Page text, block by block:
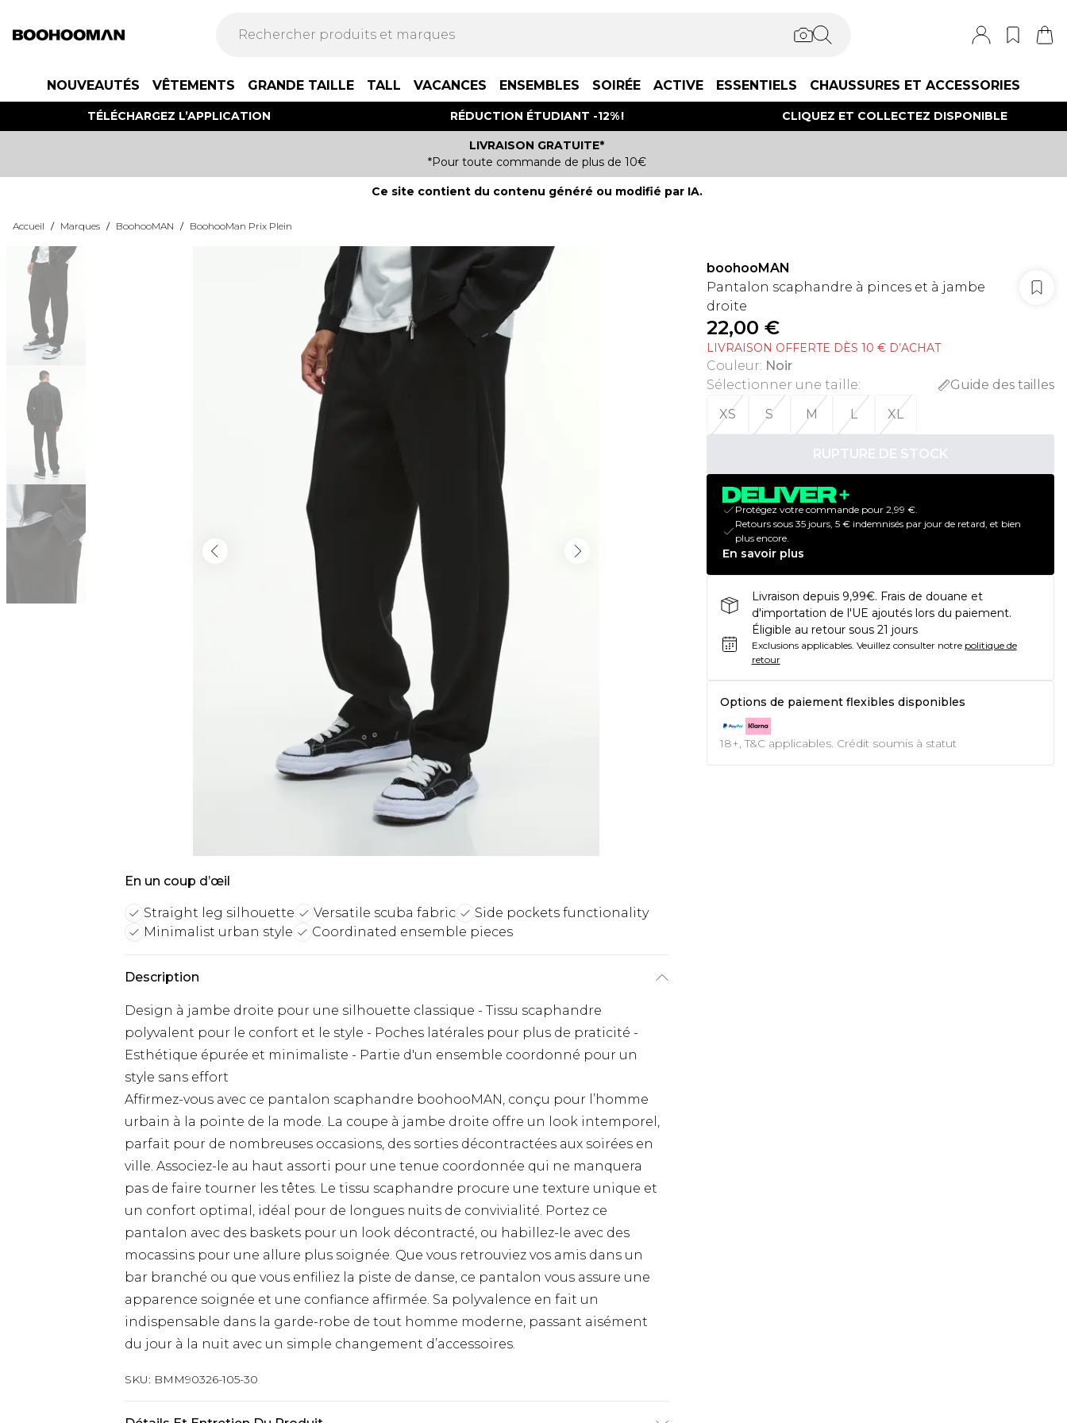
NOUVEAUTÉS VÊTEMENTS GRANDE TAILLE TALL VACANCES ENSEMBLES SOIRÉE ACTIVE ESSENTIELS CHAUSSURES ET ACCESSORIES
TÉLÉCHARGEZ L’APPLICATION RÉDUCTION ÉTUDIANT -12% ! CLIQUEZ ET COLLECTEZ DISPONIBLE
LIVRAISON GRATUITE*
*Pour toute commande de plus de 10€
Ce site contient du contenu généré ou modifié par IA.
Accueil / Marques / BoohooMAN / BoohooMan Prix Plein
En un coup d’œil
Straight leg silhouette Versatile scuba fabric
Side pockets functionality
Minimalist urban style
Coordinated ensemble pieces
Description
Design à jambe droite pour une silhouette classique - Tissu scaphandre
polyvalent pour le confort et le style - Poches latérales pour plus de praticité -
Esthétique épurée et minimaliste - Partie d'un ensemble coordonné pour un
style sans effort
Affirmez-vous avec ce pantalon scaphandre boohooMAN, conçu pour l’homme
urbain à la pointe de la mode. La coupe à jambe droite offre un look intemporel,
parfait pour de nombreuses occasions, des sorties décontractées aux soirées en
ville. Associez-le au haut assorti pour une tenue coordonnée qui ne manquera
pas de faire tourner les têtes. Le tissu scaphandre procure une texture unique et
un confort optimal, idéal pour de longues nuits de convivialité. Portez ce
pantalon avec des baskets pour un look décontracté, ou habillez-le avec des
mocassins pour une allure plus soignée. Que vous retrouviez vos amis dans un
bar branché ou que vous enfiliez la piste de danse, ce pantalon vous assure une
apparence soignée et une confiance affirmée. Sa polyvalence en fait un
indispensable dans la garde-robe de tout homme moderne, passant aisément
du jour à la nuit avec un simple changement d’accessoires.
SKU: BMM90326-105-30
boohooMAN
Pantalon scaphandre à pinces et à jambe
droite
22,00 €
LIVRAISON OFFERTE DÈS 10 € D’ACHAT
Couleur: Noir
Sélectionner une taille:
Guide des tailles
XS
S M L XL
RUPTURE DE STOCK
Protégez votre commande pour 2,99 €.
Retours sous 35 jours, 5 € indemnisés par jour de retard, et bien
plus encore.
En savoir plus
Livraison depuis 9,99€. Frais de douane et
d'importation de l'UE ajoutés lors du paiement.
Éligible au retour sous 21 jours
Exclusions applicables. Veuillez consulter notre politique de
retour
Options de paiement flexibles disponibles
18+, T&C applicables. Crédit soumis à statut